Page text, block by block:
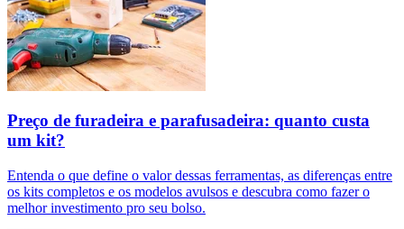
Preço de furadeira e parafusadeira: quanto custa
um kit?
Entenda o que define o valor dessas ferramentas, as diferenças entre
os kits completos e os modelos avulsos e descubra como fazer o
melhor investimento pro seu bolso.